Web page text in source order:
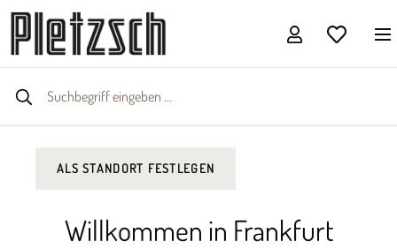
ALS STANDORT FESTLEGEN
Willkommen in Frankfurt